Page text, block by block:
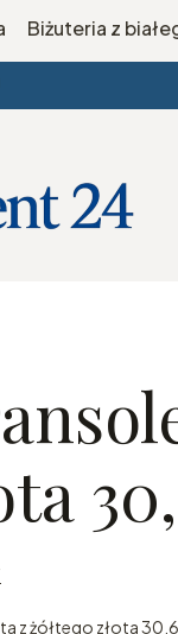
Biżuteria z
z żółtego złota